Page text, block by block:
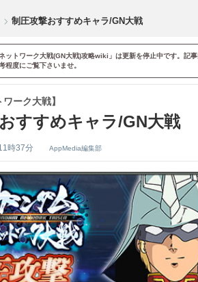
制圧攻撃おすすめキャラ/GN大戦
ットワーク大戦(GN大戦)攻略wiki」は更新を停止中です。記
程度にご覧下さいませ。
ーク大戦】
すすめキャラ/GN大戦
時37分 AppMedia編集部